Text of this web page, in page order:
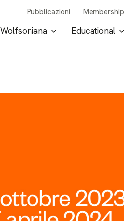
Pubblicazioni Membership
Wolfsoniana Educational